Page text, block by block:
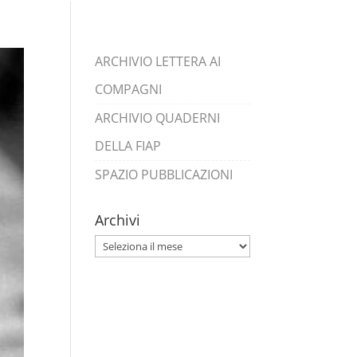
ARCHIVIO LETTERA AI
COMPAGNI
ARCHIVIO QUADERNI
DELLA FIAP
SPAZIO PUBBLICAZIONI
Archivi
Archivi